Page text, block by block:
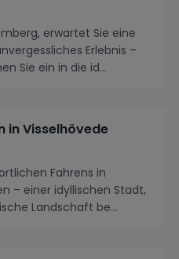
erwartet Sie eine
Erlebnis –
Sie ein in die id...
in Visselhövede
Fahrens in
– einer idyllischen Stadt,
Landschaft be...